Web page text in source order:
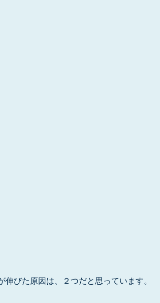
びた原因は、２つだと思っています。